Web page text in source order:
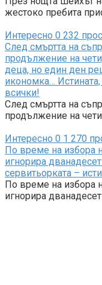
жестоко пребита
Интересно 0 232
След смъртта на
продължение на
деца, но един ден
икономка…
всички!
След смъртта на
продължение на
Интересно 0 1 270
По време на избора
игнорира
сервитьорката –
По време на избора
игнорира